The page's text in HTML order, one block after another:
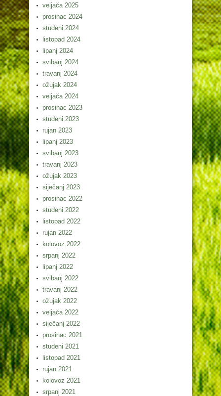
veljača 2025
prosinac 2024
studeni 2024
listopad 2024
lipanj 2024
svibanj 2024
travanj 2024
ožujak 2024
veljača 2024
prosinac 2023
studeni 2023
rujan 2023
lipanj 2023
svibanj 2023
travanj 2023
ožujak 2023
siječanj 2023
prosinac 2022
studeni 2022
listopad 2022
rujan 2022
kolovoz 2022
srpanj 2022
lipanj 2022
svibanj 2022
travanj 2022
ožujak 2022
veljača 2022
siječanj 2022
prosinac 2021
studeni 2021
listopad 2021
rujan 2021
kolovoz 2021
srpanj 2021